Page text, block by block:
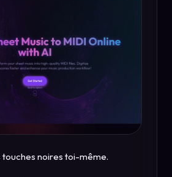
touches noires toi-même.